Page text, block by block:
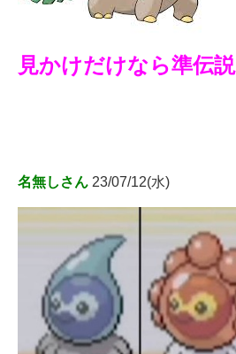
見かけだけなら準伝説
名無しさん 23/07/12(水)